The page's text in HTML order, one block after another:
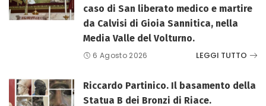
caso di San liberato medico e martire
da Calvisi di Gioia Sannitica, nella
Media Valle del Volturno.
6 Agosto 2026 LEGGI TUTTO
Riccardo Partinico. Il basamento della
Statua B dei Bronzi di Riace.